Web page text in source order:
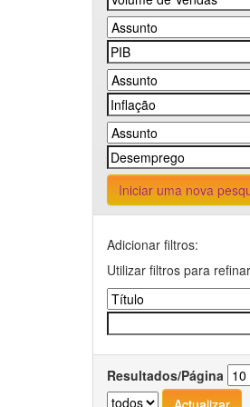
Iniciar uma nova
Adicionar filtros:
Utilizar filtros para
Resultados/Página